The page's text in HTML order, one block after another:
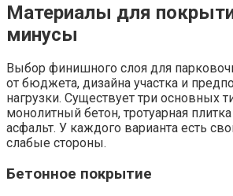
Материалы для
минусы
Выбор финишного слоя для
от бюджета, дизайна участка и
нагрузки. Существует три основных
монолитный бетон, тротуарная
асфальт. У каждого варианта есть
слабые стороны.
Бетонное покрытие